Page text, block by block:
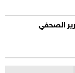
الصحفي